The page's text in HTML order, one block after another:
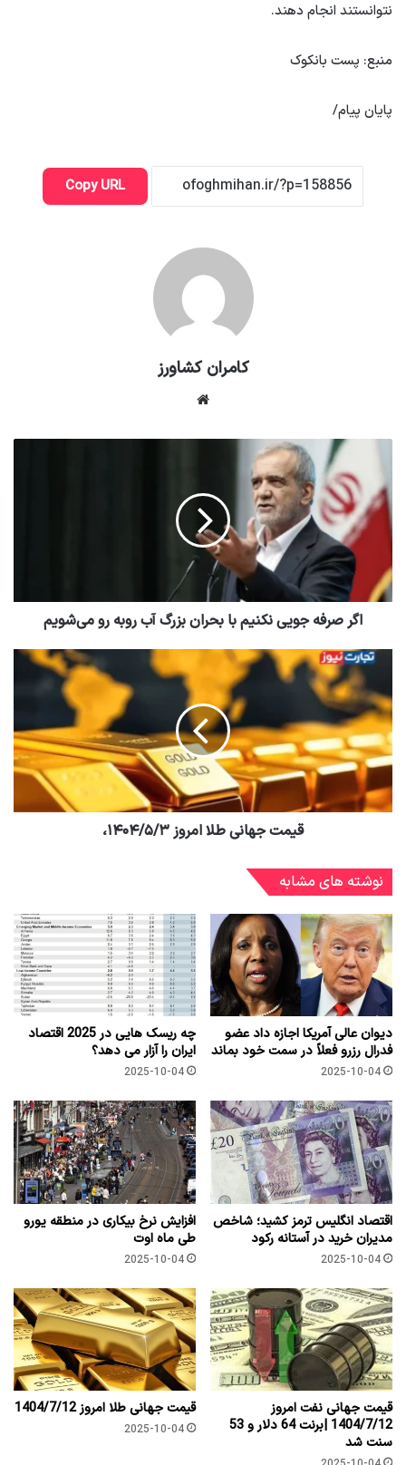
نتوانستند انجام دهند.
منبع: پست بانکوک
پایان پیام/
Copy URL
کامران کشاورز
اگر صرفه جویی نکنیم با بحران بزرگ آب روبه رو می‌شویم
قیمت جهانی طلا امروز ۱۴۰۴/۵/۳،
نوشته های مشابه
دیوان عالی آمریکا اجازه داد عضو
فدرال رزرو فعلاً در سمت خود بماند
2025-10-04
چه ریسک هایی در 2025 اقتصاد
ایران را آزار می دهد؟
2025-10-04
اقتصاد انگلیس ترمز کشید؛ شاخص
مدیران خرید در آستانه رکود
2025-10-04
افزایش نرخ بیکاری در منطقه یورو
طی ماه اوت
2025-10-04
قیمت جهانی نفت امروز
1404/7/12 |برنت 64 دلار و 53
سنت شد
قیمت جهانی طلا امروز 1404/7/12
2025-10-04